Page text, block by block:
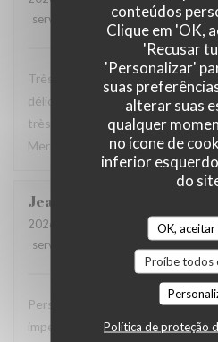
conteúdos
Clique em 'OK,
'Recusar
'Personalizar'
suas
alterar suas
qualquer
no ícone de
inferior
do
OK,
Proíbe todos
Política de proteção
service
ambience:5/5 menu:
Très bon restaurant Cuisses de
délicieuses ,abricots rôtis
très agréable un restaurant à
Mercière.
Jean-David
2026-05-24
- 19:00 - guests 2
service
ambience:5/5 menu:
Personels sympathiques, repas
impeccable…